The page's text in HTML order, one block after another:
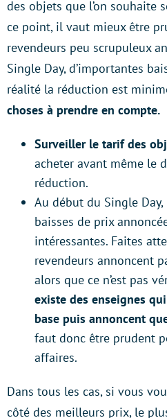
des objets que l’on souhaite
ce point, il vaut mieux être
revendeurs peu scrupuleux
Single Day, d’importantes
réalité la réduction est
choses à prendre en compte.
Surveiller le tarif des
acheter avant même le
réduction.
Au début du Single
baisses de prix
intéressantes. Faites
revendeurs annoncent
alors que ce n’est pas
existe des enseignes
base puis annoncent
faut donc être prudent
affaires.
Dans tous les cas, si vous
côté des meilleurs prix, le